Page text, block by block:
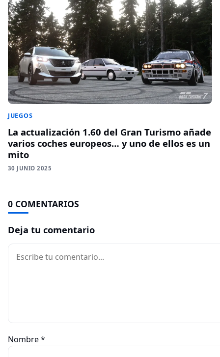
JUEGOS
La actualización 1.60 del Gran Turismo añade
varios coches europeos… y uno de ellos es un
mito
30 JUNIO 2025
0 COMENTARIOS
Deja tu comentario
Comentario
Nombre*